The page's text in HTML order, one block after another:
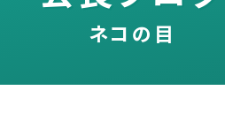
ネコの目